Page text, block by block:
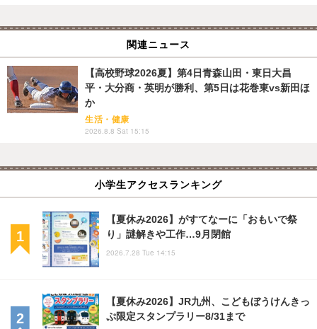
関連ニュース
【高校野球2026夏】第4日青森山田・東日大昌
平・大分商・英明が勝利、第5日は花巻東vs新田ほ
か
生活・健康
2026.8.8 Sat 15:15
小学生アクセスランキング
【夏休み2026】がすてなーに「おもいで祭
り」謎解きや工作…9月閉館
2026.7.28 Tue 14:15
【夏休み2026】JR九州、こどもぼうけんきっ
ぷ限定スタンプラリー8/31まで